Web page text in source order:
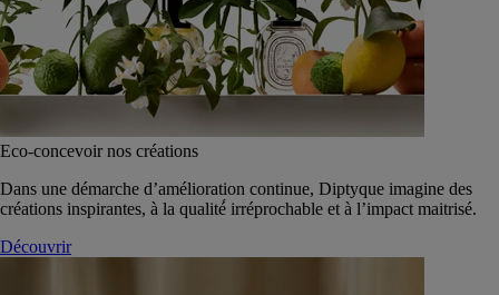
Eco-concevoir nos créations
Dans une démarche d’amélioration continue, Diptyque imagine des
créations inspirantes, à la qualité́ irréprochable et à l’impact maitrisé.
Découvrir